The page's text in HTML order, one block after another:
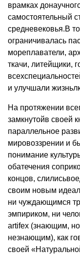
врамках
самостоятельный
средневековья.В
ограничивалась
мореплаватели,
ткачи, литейщики,
и улучшали
На протяжении
замкнутойв своей
параллельное
мировоззрении и
понимание
обатечения
концов,
своим новым
ни чуждающимся
эмпириком, ни
artifex (знающим,
незнающим), как
своей